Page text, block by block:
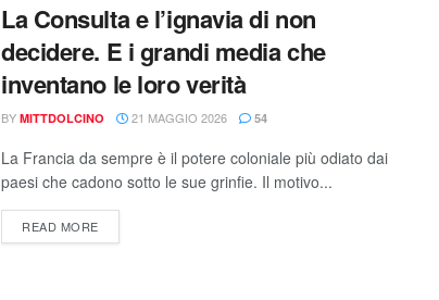
La Consulta e l’ignavia di non
decidere. E i grandi media che
inventano le loro verità
BY MITTDOLCINO 21 MAGGIO 2026 54
La Francia da sempre è il potere coloniale più odiato dai
paesi che cadono sotto le sue grinfie. Il motivo...
READ MORE